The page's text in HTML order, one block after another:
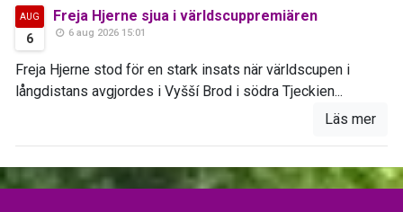
AUG
6
Freja Hjerne sjua i världscuppremiären
6 aug 2026 15:01
Freja Hjerne stod för en stark insats när världscupen i
långdistans avgjordes i Vyšší Brod i södra Tjeckien...
Läs mer